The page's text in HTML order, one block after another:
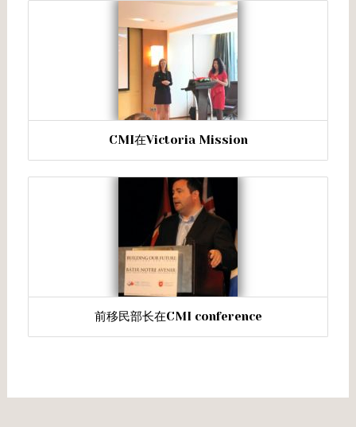
CMI在Victoria Mission
前移民部长在CMI conference